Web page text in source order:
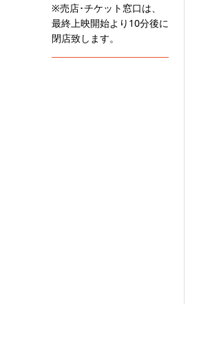
※売店･チケット窓口は、
最終上映開始より10分後に
閉店致します。